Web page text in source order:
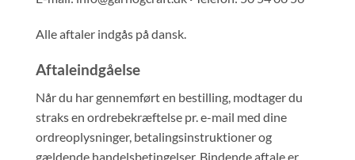
Alle aftaler indgås på dansk.
Aftaleindgåelse
Når du har gennemført en bestilling, modtager du
straks en ordrebekræftelse pr. e-mail med dine
ordreoplysninger, betalingsinstruktioner og
gældende handelsbetingelser. Bindende aftale er